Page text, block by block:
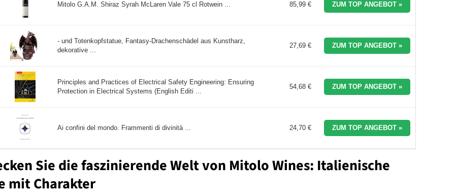
Mitolo G.A.M. Shiraz Syrah McLaren Vale 75 cl Rotwein ... 85,99 € ZUM TOP ANGEBOT »
- und Totenkopfstatue, Fantasy-Drachenschädel aus Kunstharz,
dekorative ...
27,69 € ZUM TOP ANGEBOT »
Principles and Practices of Electrical Safety Engineering: Ensuring
Protection in Electrical Systems (English Editi ...
54,68 € ZUM TOP ANGEBOT »
Ai confini del mondo. Frammenti di divinità ... 24,70 € ZUM TOP ANGEBOT »
Sie die faszinierende Welt von Mitolo Wines: Italienische
mit Charakter